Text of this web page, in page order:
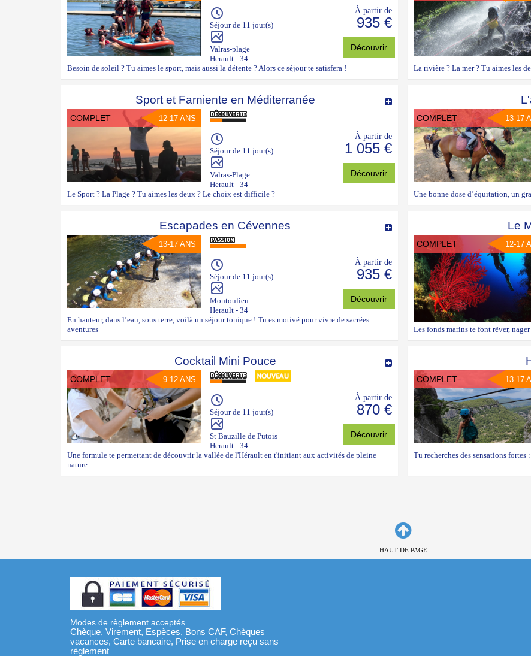
Séjour de 11 jour(s)
Valras-plage
Herault - 34
À partir de
935 €
Découvrir
Besoin de soleil ? Tu aimes le sport, mais aussi la détente ? Alors ce séjour te satisfera ! La rivière ? La mer ? Tu aimes les
Sport et Farniente en Méditerranée
COMPLET 12-17 ANS
Séjour de 11 jour(s)
Valras-Plage
Herault - 34
À partir de
1 055 €
Découvrir
Le Sport ? La Plage ? Tu aimes les deux ? Le choix est difficile ?
COMPLET 13-17
Une bonne dose d’équitation, un
Escapades en Cévennes
13-17 ANS
Séjour de 11 jour(s)
Montoulieu
Herault - 34
À partir de
935 €
Découvrir
En hauteur, dans l’eau, sous terre, voilà un séjour tonique ! Tu es motivé pour vivre de sacrées
aventures
Le
COMPLET 12-17
Les fonds marins te font rêver,
Cocktail Mini Pouce
COMPLET 9-12 ANS
Séjour de 11 jour(s)
St Bauzille de Putois
Herault - 34
À partir de
870 €
Découvrir
Une formule te permettant de découvrir la vallée de l'Hérault en t'initiant aux activités de pleine
nature.
COMPLET 13-17
Tu recherches des sensations
HAUT DE PAGE
Modes de règlement acceptés
Chèque, Virement, Espèces, Bons CAF, Chèques
vacances, Carte bancaire, Prise en charge reçu sans
règlement